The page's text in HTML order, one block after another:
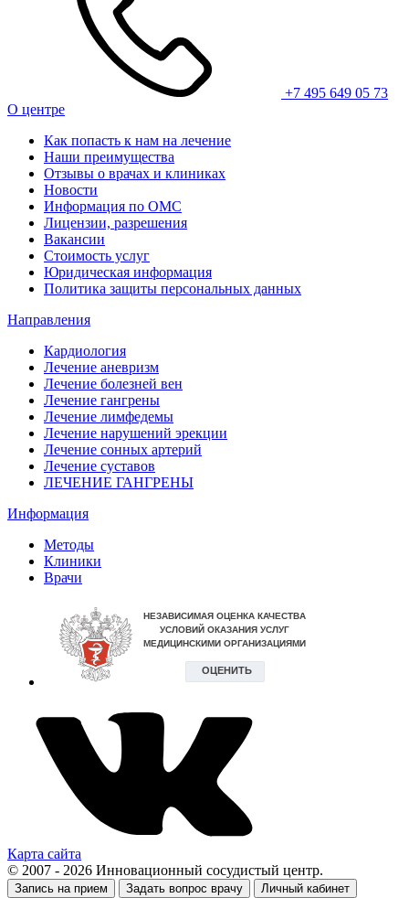
+7 495 649 05 73
О центре
Как попасть к нам на лечение
Наши преимущества
Отзывы о врачах и клиниках
Новости
Информация по ОМС
Лицензии, разрешения
Вакансии
Стоимость услуг
Юридическая информация
Политика защиты персональных данных
Направления
Кардиология
Лечение аневризм
Лечение болезней вен
Лечение гангрены
Лечение лимфедемы
Лечение нарушений эрекции
Лечение сонных артерий
Лечение суставов
ЛЕЧЕНИЕ ГАНГРЕНЫ
Информация
Методы
Клиники
Врачи
Карта сайта
© 2007 - 2026 Инновационный сосудистый центр.
Запись на прием Задать вопрос врачу
Личный кабинет